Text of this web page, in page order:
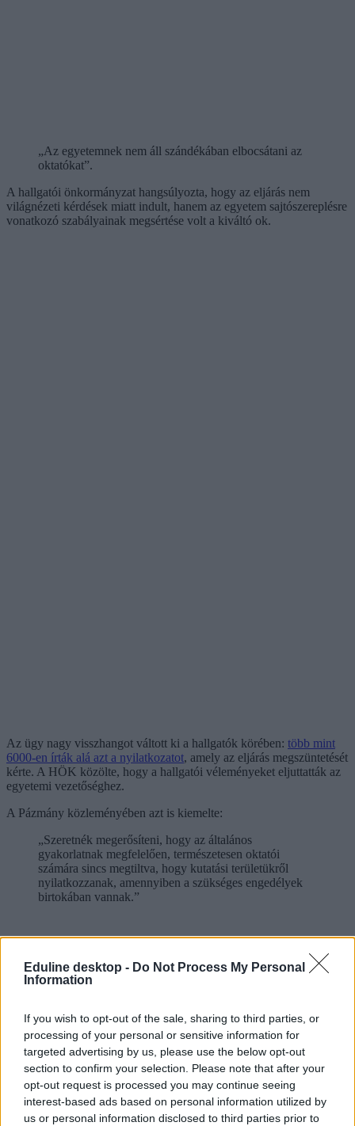
Eduline desktop - Do Not Process My Personal
Information
If you wish to opt-out of the sale, sharing to third parties, or
processing of your personal or sensitive information for
targeted advertising by us, please use the below opt-out
section to confirm your selection. Please note that after your
opt-out request is processed you may continue seeing
interest-based ads based on personal information utilized by
us or personal information disclosed to third parties prior to
„Az egyetemnek nem áll szándékában elbocsátani az
oktatókat”.
A hallgatói önkormányzat hangsúlyozta, hogy az eljárás nem
világnézeti kérdések miatt indult, hanem az egyetem sajtószereplésre
vonatkozó szabályainak megsértése volt a kiváltó ok.
Az ügy nagy visszhangot váltott ki a hallgatók körében: több mint
6000-en írták alá azt a nyilatkozatot, amely az eljárás megszüntetését
kérte. A HÖK közölte, hogy a hallgatói véleményeket eljuttatták az
egyetemi vezetőséghez.
A Pázmány közleményében azt is kiemelte:
„Szeretnék megerősíteni, hogy az általános
gyakorlatnak megfelelően, természetesen oktatói
számára sincs megtiltva, hogy kutatási területükről
nyilatkozzanak, amennyiben a szükséges engedélyek
birtokában vannak.”